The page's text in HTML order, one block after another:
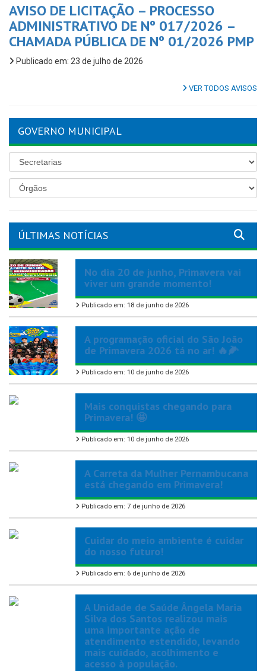
AVISO DE LICITAÇÃO – PROCESSO
ADMINISTRATIVO DE Nº 017/2026 –
CHAMADA PÚBLICA DE Nº 01/2026 PMP
Publicado em: 23 de julho de 2026
VER TODOS AVISOS
GOVERNO MUNICIPAL
ÚLTIMAS NOTÍCIAS
No dia 20 de junho, Primavera vai
viver um grande momento!
Publicado em: 18 de junho de 2026
A programação oficial do São João
de Primavera 2026 tá no ar! 🔥🌽
Publicado em: 10 de junho de 2026
Mais conquistas chegando para
Primavera! 🤩
Publicado em: 10 de junho de 2026
A Carreta da Mulher Pernambucana
está chegando em Primavera!
Publicado em: 7 de junho de 2026
Cuidar do meio ambiente é cuidar
do nosso futuro!
Publicado em: 6 de junho de 2026
A Unidade de Saúde Ângela Maria
Silva dos Santos realizou mais
uma importante ação de
atendimento estendido, levando
mais cuidado, acolhimento e
acesso à população.